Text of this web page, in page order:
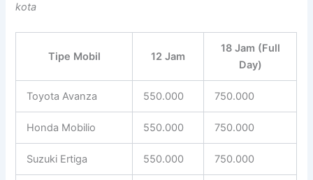
kota
Tipe Mobil 12 Jam
18 Jam (Full
Day)
Toyota Avanza 550.000 750.000
Honda Mobilio 550.000 750.000
Suzuki Ertiga 550.000 750.000